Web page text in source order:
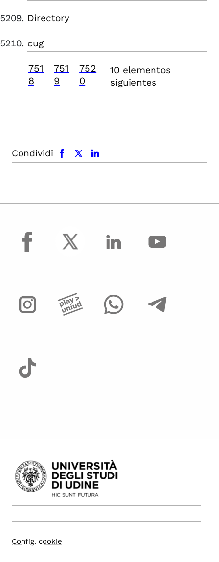
Directory
cug
751
8
751
9
752
0
10 elementos
siguientes
Condividi
facebook x.com linkedin
facebook
Config. cookie